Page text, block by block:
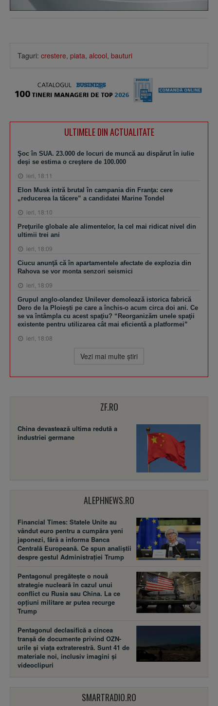
Taguri: crestere, piata, alcool, bauturi
ULTIMELE DIN ACTUALITATE
Şoc în SUA. 23.000 de locuri de muncă au dispărut în iulie
deşi se estima o creştere de 100.000
ieri, 18:11
Elon Musk intră brutal în campania din Franţa: cere
„reducerea la tăcere” a candidatei Marine Tondel
ieri, 18:10
Preţurile globale ale alimentelor, la cel mai ridicat nivel din
ultimii trei ani
ieri, 18:09
Ciucu anunţă că în apartamentele afectate de explozia din
Rahova se vor monta senzori seismici
ieri, 18:09
Grupul anglo-olandez Unilever demolează istorica fabrică
Dero de la Ploieşti pe care a închis-o acum circa doi ani. Ce
se va întâmpla cu acest spaţiu? “Reorganizăm unele spaţii
existente pentru utilizarea cât mai eficientă a platformei”
ieri, 18:08
Vezi mai multe ştiri
ZF.RO
China devastează ultima redută a
industriei germane
ALEPHNEWS.RO
Financial Times: Statele Unite au
vândut euro pentru a cumpăra yeni
japonezi, fără a informa Banca
Centrală Europeană. Ce spun analiștii
despre gestul Administrației Trump
Pentagonul pregătește o nouă
strategie nucleară în cazul unui
conflict cu Rusia sau China. La ce
opțiuni militare ar putea recurge
Trump
Pentagonul declasifică a cincea
tranșă de documente privind OZN-
urile și viața extraterestră. Sunt 41 de
materiale noi, inclusiv imagini și
videoclipuri
SMARTRADIO.RO